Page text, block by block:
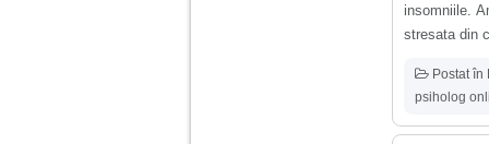
insomniile.
stresata din
Postat în
psiholog